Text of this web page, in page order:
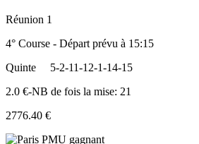
Réunion 1
4° Course - Départ prévu à 15:15
Quinte
5-2-11-12-1-14-15
2.0 €-NB de fois la mise: 21
2776.40 €